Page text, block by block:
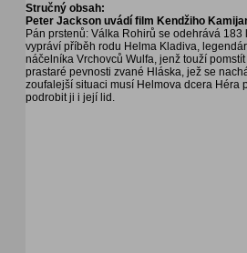
Stručný obsah:
Peter Jackson uvádí film Kendžiho
Pán prstenů: Válka Rohirů se odehrává
vypráví příběh rodu Helma Kladiva,
náčelníka Vrchovců Wulfa, jenž touží
prastaré pevnosti zvané Hláska, jež se
zoufalejší situaci musí Helmova dcera Héra
podrobit ji i její lid.